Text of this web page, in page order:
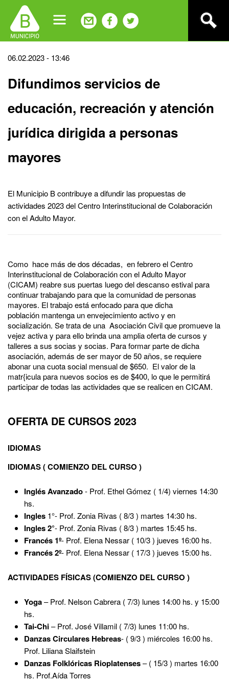
navigation
Back
top
06.02.2023 - 13:46
Difundimos servicios de
educación, recreación y atención
jurídica dirigida a personas
mayores
El Municipio B contribuye a difundir las propuestas de
actividades 2023 del Centro Interinstitucional de Colaboración
con el Adulto Mayor.
Como hace más de dos décadas, en febrero el Centro
Interinstitucional de Colaboración con el Adulto Mayor
(CICAM) reabre sus puertas luego del descanso estival para
continuar trabajando para que la comunidad de personas
mayores. El trabajo está enfocado para que dicha
población mantenga un envejecimiento activo y en
socialización. Se trata de una Asociación Civil que promueve la
vejez activa y para ello brinda una amplia oferta de cursos y
talleres a sus socias y socias. Para formar parte de dicha
asociación, además de ser mayor de 50 años, se requiere
abonar una cuota social mensual de $650. El valor de la
matr{icula para nuevos socios es de $400, lo que le permitirá
participar de todas las actividades que se realicen en CICAM.
OFERTA DE CURSOS 2023
IDIOMAS
IDIOMAS ( COMIENZO DEL CURSO )
Inglés Avanzado- Prof. Ethel Gómez ( 1/4) viernes 14:30
hs.
Ingles 1°- Prof. Zonia Rivas ( 8/3 ) martes 14:30 hs.
Ingles 2°- Prof. Zonia Rivas ( 8/3 ) martes 15:45 hs.
Francés 1º- Prof. Elena Nessar ( 10/3 ) jueves 16:00 hs.
Francés 2º- Prof. Elena Nessar ( 17/3 ) jueves 15:00 hs.
ACTIVIDADES FÍSICAS (COMIENZO DEL CURSO )
Yoga– Prof. Nelson Cabrera ( 7/3) lunes 14:00 hs. y 15:00
hs.
Tai-Chi– Prof. José Villamil ( 7/3) lunes 11:00 hs.
Danzas Circulares Hebreas- ( 9/3 ) miércoles 16:00 hs.
Prof. Liliana Slaifstein
Danzas Folklóricas Rioplatenses– ( 15/3 ) martes 16:00
hs. Prof.Aída Torres